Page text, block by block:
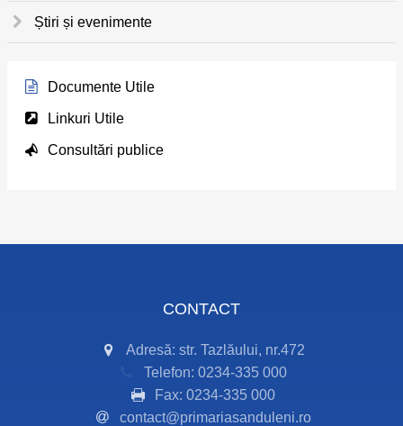
Știri și evenimente
Documente Utile
Linkuri Utile
Consultări publice
CONTACT
Adresă: str. Tazlăului, nr.472
Telefon: 0234-335 000
Fax: 0234-335 000
contact@primariasanduleni.ro